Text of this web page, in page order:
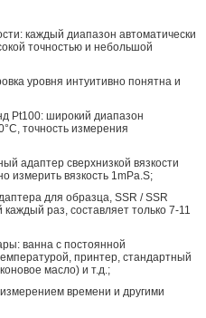
каждый диапазон автоматически
точностью и небольшой
уровня интуитивно понятна и
Pt100: широкий диапазон
точность измерения
адаптер сверхнизкой вязкости
измерить вязкость 1mPa.S;
для образца, SSR / SSR
раз, составляет только 7-11
ванна с постоянной
принтер, стандартный
масло) и т.д.;
времени и другими